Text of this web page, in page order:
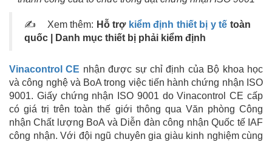
✍ Xem thêm: Hỗ trợkiểm định thiết bị y tế toàn
quốc | Danh mục thiết bị phải kiểm định
Vinacontrol CE nhận được sự chỉ định của Bộ khoa học
và công nghệ và BoA trong việc tiến hành chứng nhận ISO
9001. Giấy chứng nhận ISO 9001 do Vinacontrol CE cấp
có giá trị trên toàn thế giới thông qua Văn phòng Công
nhận Chất lượng BoA và Diễn đàn công nhận Quốc tế IAF
công nhận. Với đội ngũ chuyên gia giàu kinh nghiệm cùng